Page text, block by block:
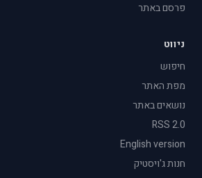
פרסם באתר
ניווט
חיפוש
מפת האתר
נושאים באתר
RSS 2.0
English version
חנות ג'ויסטיק